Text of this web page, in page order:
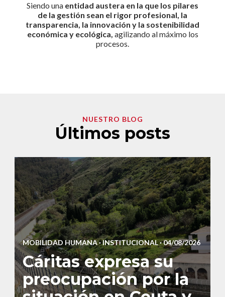
Siendo una entidad austera en la que los pilares
de la gestión sean el rigor profesional, la
transparencia, la innovación y la sostenibilidad
económica y ecológica, agilizando al máximo los
procesos.
NUESTRO BLOG
Últimos posts
MOBILIDAD HUMANA·INSTITUCIONAL· 04/08/2026
Cáritas expresa su
preocupación por la